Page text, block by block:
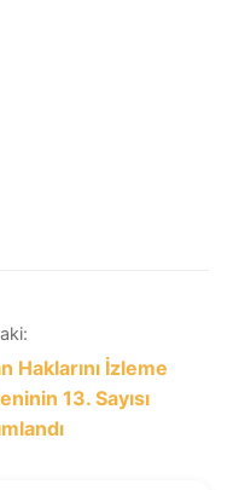
Haklarını İzleme
13. Sayısı